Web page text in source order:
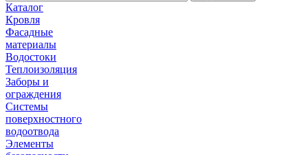
Каталог
Кровля
Фасадные
материалы
Водостоки
Теплоизоляция
Заборы и
ограждения
Системы
поверхностного
водоотвода
Элементы